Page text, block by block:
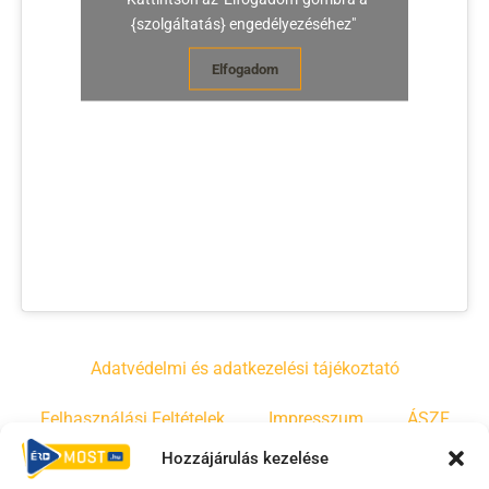
Hozzájárulás kezelése
{szolgáltatás} engedélyezéséhez"
Elfogadom
Adatvédelmi és adatkezelési tájékoztató
Felhasználási Feltételek Impresszum ÁSZF
Irányelvek Moderálási szabályzat